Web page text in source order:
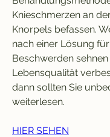
Knieschmerzen an
Knorpels befassen.
nach einer Lösung
Beschwerden
Lebensqualität
dann sollten Sie
weiterlesen.
HIER SEHEN